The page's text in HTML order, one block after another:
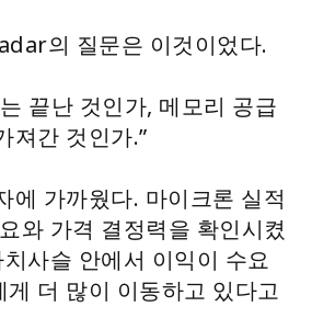
의 질문은 이것이었다.
끝난 것인가, 메모리 공급
져간 것인가.”
에 가까웠다. 마이크론 실적
와 가격 결정력을 확인시켰
사슬 안에서 이익이 수요
더 많이 이동하고 있다고